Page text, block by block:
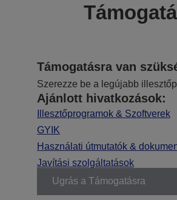
Támogatásra van
Szerezze be a legújabb
Ajánlott hivatkozások:
Illesztőprogramok & Szoftverek
GYIK
Használati útmutatók &
Javítási szolgáltatások
Ugrás a Támogatásra